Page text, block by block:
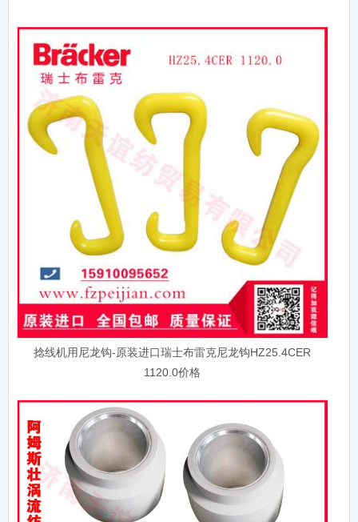
捻线机用尼龙钩-原装进口瑞士布雷克尼龙钩HZ25.4CER
1120.0价格